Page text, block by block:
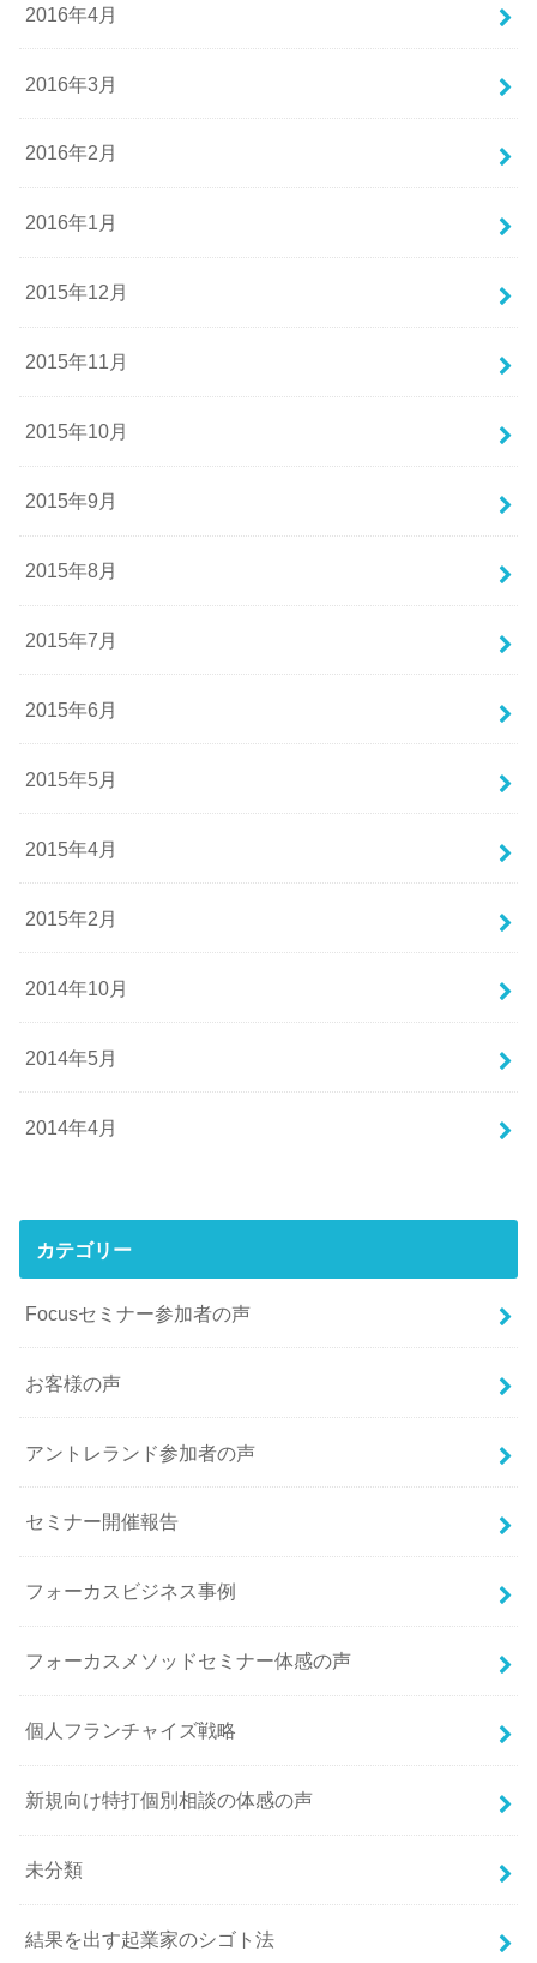
2016年4月
2016年3月
2016年2月
2016年1月
2015年12月
2015年11月
2015年10月
2015年9月
2015年8月
2015年7月
2015年6月
2015年5月
2015年4月
2015年2月
2014年10月
2014年5月
2014年4月
カテゴリー
Focusセミナー参加者の声
お客様の声
アントレランド参加者の声
セミナー開催報告
フォーカスビジネス事例
フォーカスメソッドセミナー体感の声
個人フランチャイズ戦略
新規向け特打個別相談の体感の声
未分類
結果を出す起業家のシゴト法